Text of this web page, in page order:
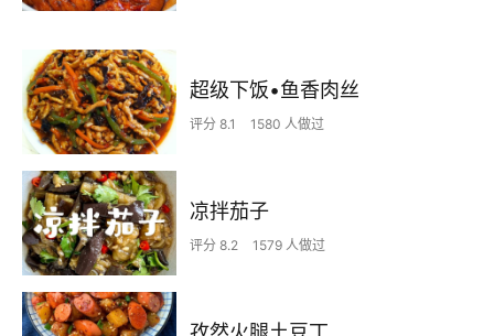
超级下饭•鱼香肉丝
评分 8.1 1580 人做过
凉拌茄子
评分 8.2 1579 人做过